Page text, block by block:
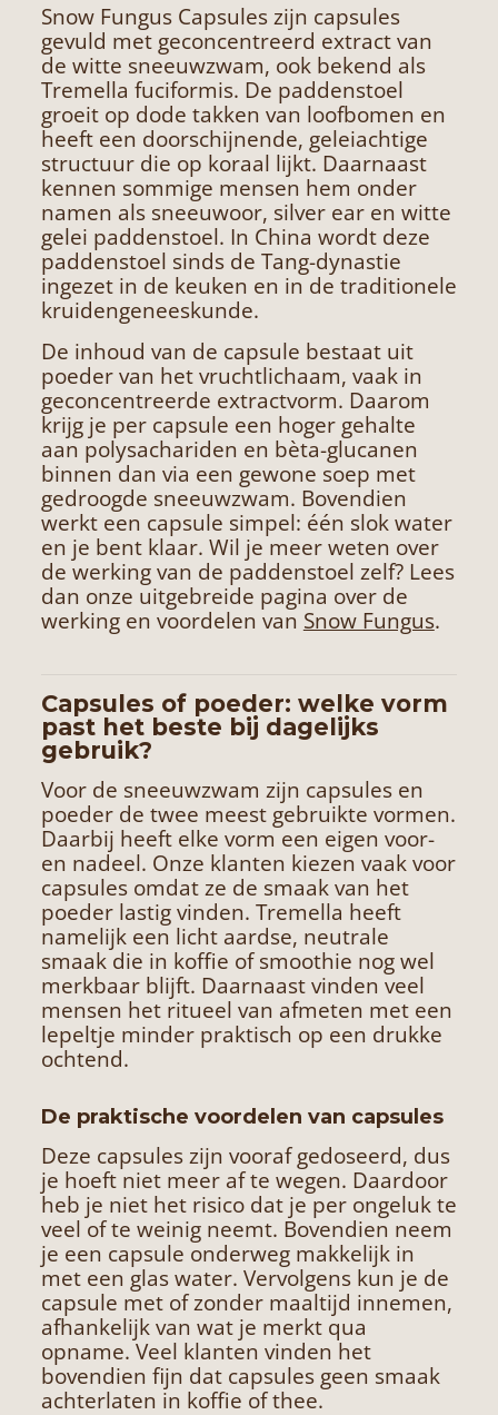
Snow Fungus Capsules zijn capsules
gevuld met geconcentreerd extract van
de witte sneeuwzwam, ook bekend als
Tremella fuciformis. De paddenstoel
groeit op dode takken van loofbomen en
heeft een doorschijnende, geleiachtige
structuur die op koraal lijkt. Daarnaast
kennen sommige mensen hem onder
namen als sneeuwoor, silver ear en witte
gelei paddenstoel. In China wordt deze
paddenstoel sinds de Tang-dynastie
ingezet in de keuken en in de traditionele
kruidengeneeskunde.
De inhoud van de capsule bestaat uit
poeder van het vruchtlichaam, vaak in
geconcentreerde extractvorm. Daarom
krijg je per capsule een hoger gehalte
aan polysachariden en bèta-glucanen
binnen dan via een gewone soep met
gedroogde sneeuwzwam. Bovendien
werkt een capsule simpel: één slok water
en je bent klaar. Wil je meer weten over
de werking van de paddenstoel zelf? Lees
dan onze uitgebreide pagina over de
werking en voordelen van Snow Fungus.
Capsules of poeder: welke vorm
past het beste bij dagelijks
gebruik?
Voor de sneeuwzwam zijn capsules en
poeder de twee meest gebruikte vormen.
Daarbij heeft elke vorm een eigen voor-
en nadeel. Onze klanten kiezen vaak voor
capsules omdat ze de smaak van het
poeder lastig vinden. Tremella heeft
namelijk een licht aardse, neutrale
smaak die in koffie of smoothie nog wel
merkbaar blijft. Daarnaast vinden veel
mensen het ritueel van afmeten met een
lepeltje minder praktisch op een drukke
ochtend.
De praktische voordelen van capsules
Deze capsules zijn vooraf gedoseerd, dus
je hoeft niet meer af te wegen. Daardoor
heb je niet het risico dat je per ongeluk te
veel of te weinig neemt. Bovendien neem
je een capsule onderweg makkelijk in
met een glas water. Vervolgens kun je de
capsule met of zonder maaltijd innemen,
afhankelijk van wat je merkt qua
opname. Veel klanten vinden het
bovendien fijn dat capsules geen smaak
achterlaten in koffie of thee.